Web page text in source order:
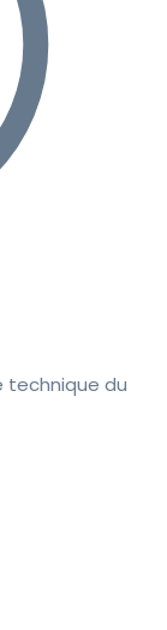
technique du